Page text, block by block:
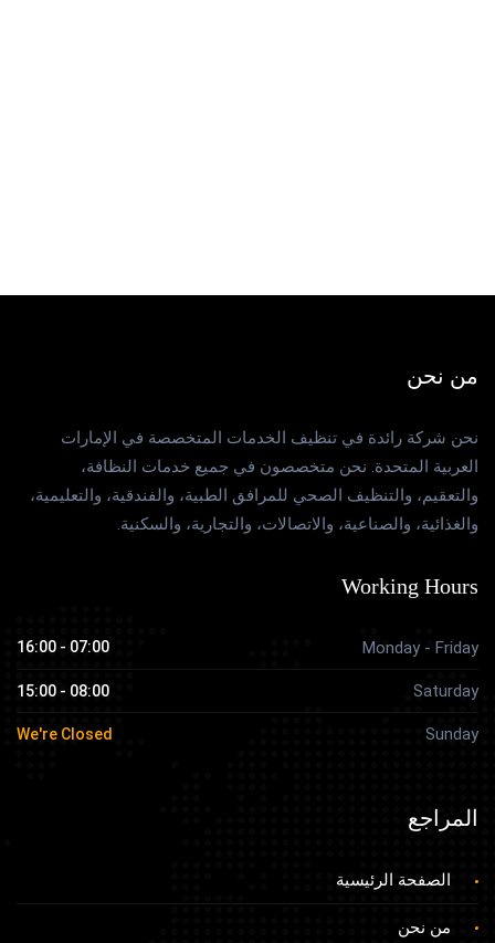
من نحن
نحن شركة رائدة في تنظيف الخدمات المتخصصة في الإمارات
العربية المتحدة. نحن متخصصون في جميع خدمات النظافة،
والتعقيم، والتنظيف الصحي للمرافق الطبية، والفندقية، والتعليمية،
والغذائية، والصناعية، والاتصالات، والتجارية، والسكنية.
Working Hours
Monday - Friday
07:00 - 16:00
Saturday
08:00 - 15:00
Sunday
We're Closed
المراجع
الصفحة الرئيسية
من نحن